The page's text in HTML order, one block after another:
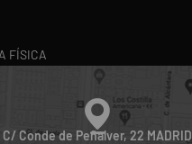
FÍSICA
C/ Conde de Peñalver, 22 MADRID